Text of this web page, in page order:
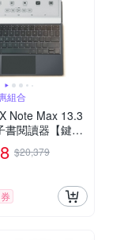
組合
Note Max 13.3
書閱讀器【鍵盤
$20,379
券